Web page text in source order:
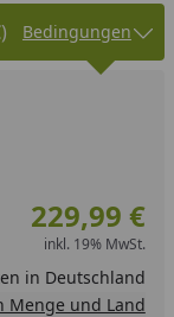
Bedingungen
eins erhöhen
229,99 €
inkl. 19% MwSt.
in Deutschland
Menge und Land